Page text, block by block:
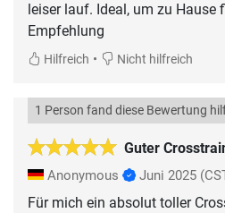
leiser lauf. Ideal, um zu Hause
Empfehlung
Hilfreich • Nicht hilfreich
Guter
1 Person fand diese Bewertung
Anonymous Juni 2025
Für mich ein absolut toller